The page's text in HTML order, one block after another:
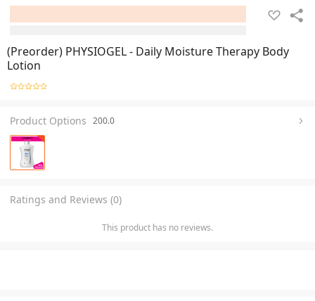
(Preorder) PHYSIOGEL - Daily Moisture Therapy Body
Lotion
Product Options 200.0
Ratings and Reviews (0)
This product has no reviews.